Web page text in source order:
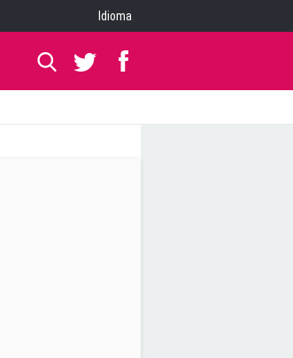
Idioma